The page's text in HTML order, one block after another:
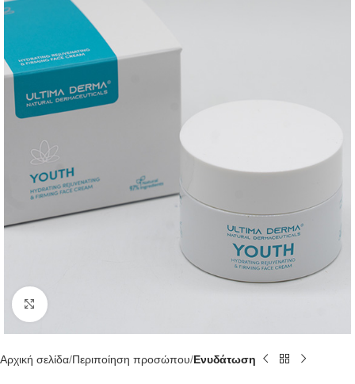
Κάντε κλικ για μεγέθυνση
Αρχική σελίδα Περιποίηση προσώπου Ενυδάτωση